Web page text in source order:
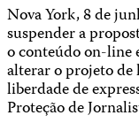
Nova York, 8 de
suspender a
o conteúdo on-line
alterar o projeto de
liberdade de
Proteção de